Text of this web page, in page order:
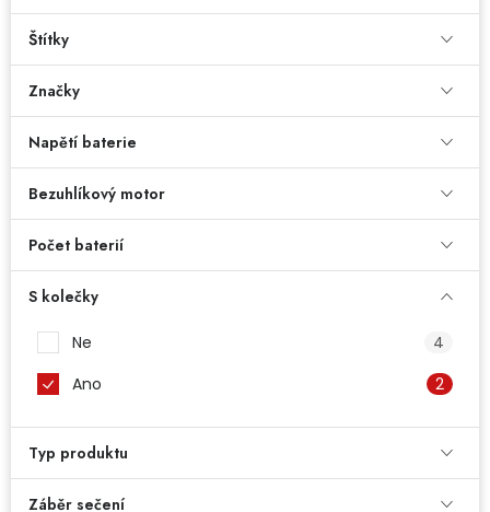
Dětská hřiště
Autodoplňky
Ochranné pomůcky
Fotovoltaika
Výprodej
Štítky
Značky
Napětí baterie
Bezuhlíkový motor
Počet baterií
S kolečky
Ne
4
Ano
2
Typ produktu
Záběr sečení